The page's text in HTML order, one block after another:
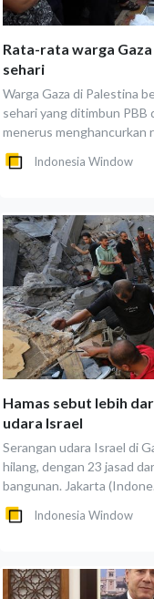
Rata-rata warga
sehari
Warga Gaza di Palestina
sehari yang ditimbun
menerus menghancurkan
Indonesia Window
Hamas sebut lebih
udara Israel
Serangan udara Israel di
hilang, dengan 23 jasad
bangunan. Jakarta
Indonesia Window